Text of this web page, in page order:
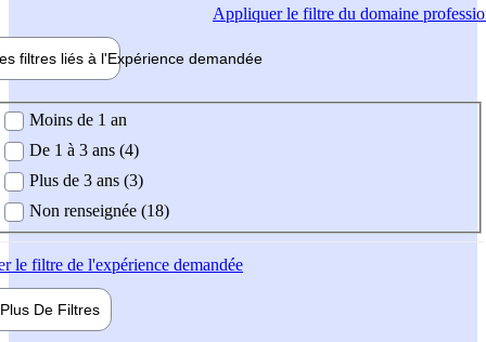
Appliquerle filtre du domaine
filtres liés à l'Expérience demandée
demandée
Moins de 1 an
De 1 à 3 ans (4)
Plus de 3 ans (3)
Non renseignée (18)
le filtre de l'expérience demandée
Plus De Filtres